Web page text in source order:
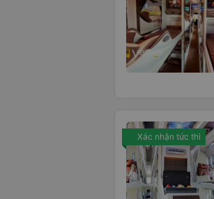
Xác nhận tức thì